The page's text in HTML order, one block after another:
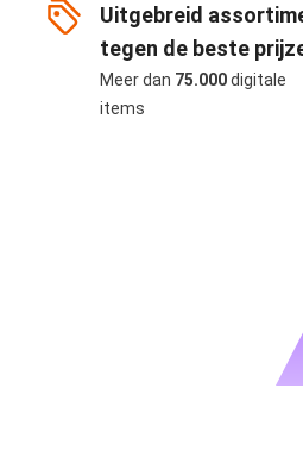
Uitgebreid
tegen de beste
Meer dan 75.000digitale
items